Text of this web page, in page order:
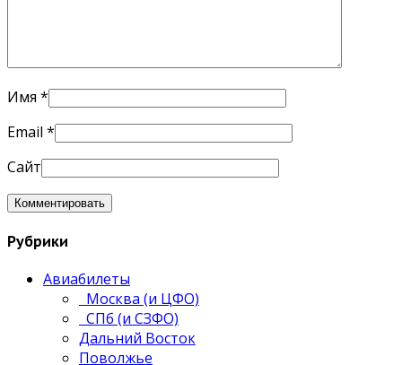
Имя *
Email *
Сайт
Рубрики
Авиабилеты
Москва (и ЦФО)
СПб (и СЗФО)
Дальний Восток
Поволжье